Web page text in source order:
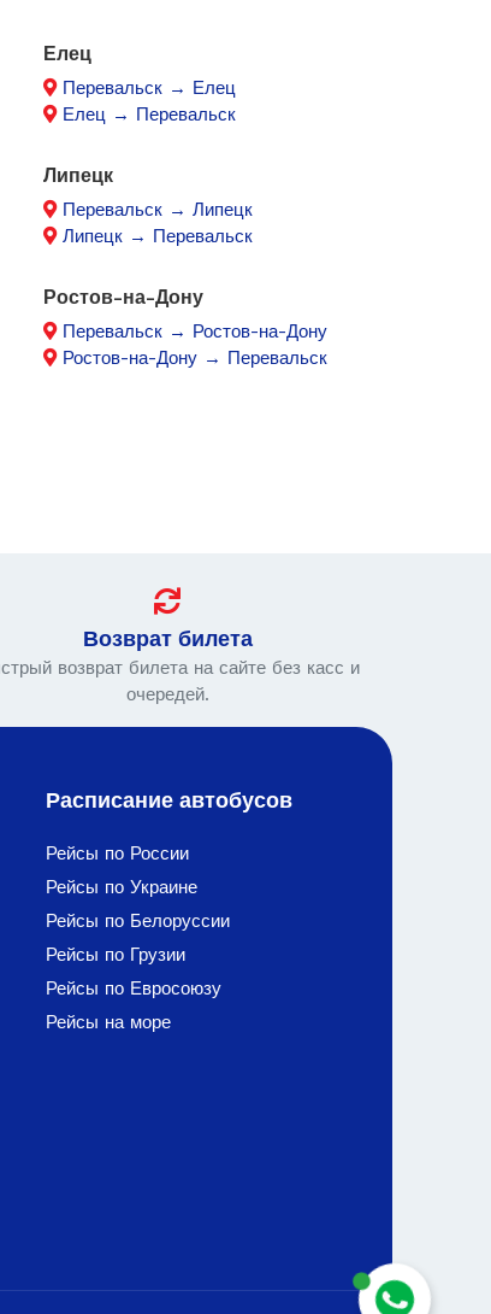
Елец
Перевальск → Елец
Елец → Перевальск
Липецк
Перевальск → Липецк
Липецк → Перевальск
Ростов-на-Дону
Перевальск → Ростов-на-Дону
Ростов-на-Дону → Перевальск
Возврат билета
возврат билета на сайте без касс и
очередей.
Расписание автобусов
Рейсы по России
Рейсы по Украине
Рейсы по Белоруссии
Рейсы по Грузии
Рейсы по Евросоюзу
Рейсы на море